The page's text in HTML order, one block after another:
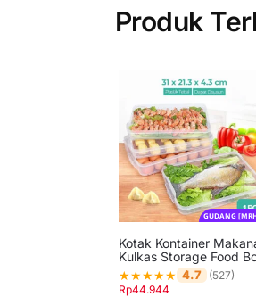
Produk
GUDANG
Kotak Kontainer
Kulkas Storage Food
★★★★★ 4.7
(527)
Rp44.944